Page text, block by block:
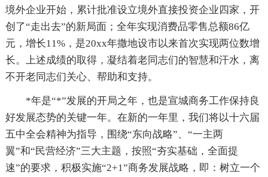
境外企业开始，累计批准设立境外直接投资企业四家，开
创了“走出去”的新局面；全年实现消费品零售总额86亿
元，增长11%，是20xx年撒地设市以来首次实现两位数增
长。上述成绩的取得，凝结着老同志们的智慧和汗水，离
不开老同志们关心、帮助和支持。
*年是“*”发展的开局之年，也是宣城商务工作保持良
好发展态势的关键一年。在新的一年里，我们将以十六届
五中全会精神为指导，围绕“东向战略”、“一主两
翼”和“民营经济”三大主题，按照“夯实基础，全面提
速”的要求，积极实施“2+1”商务发展战略，即：树立一个